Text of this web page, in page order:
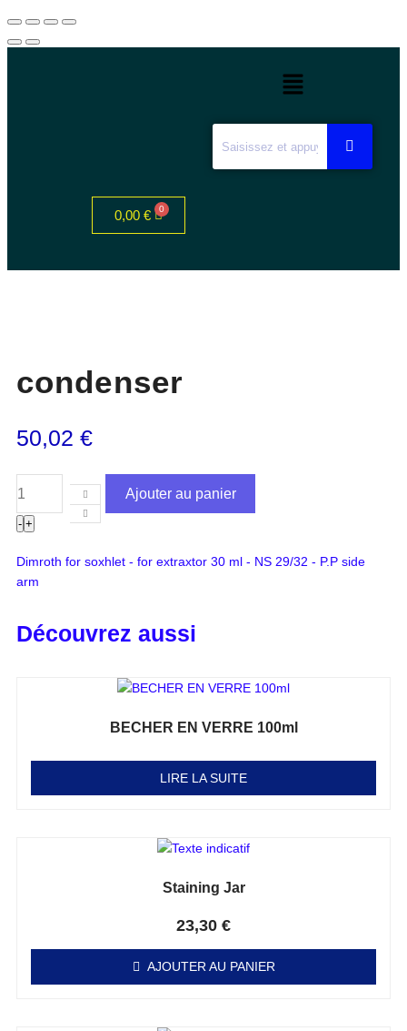
0,00 €
condenser
50,02 €
- +
Ajouter au panier
Dimroth for soxhlet - for extraxtor 30 ml - NS 29/32 - P.P side
arm
Découvrez aussi
BECHER EN VERRE 100ml
LIRE LA SUITE
Staining Jar
23,30 €
AJOUTER AU PANIER